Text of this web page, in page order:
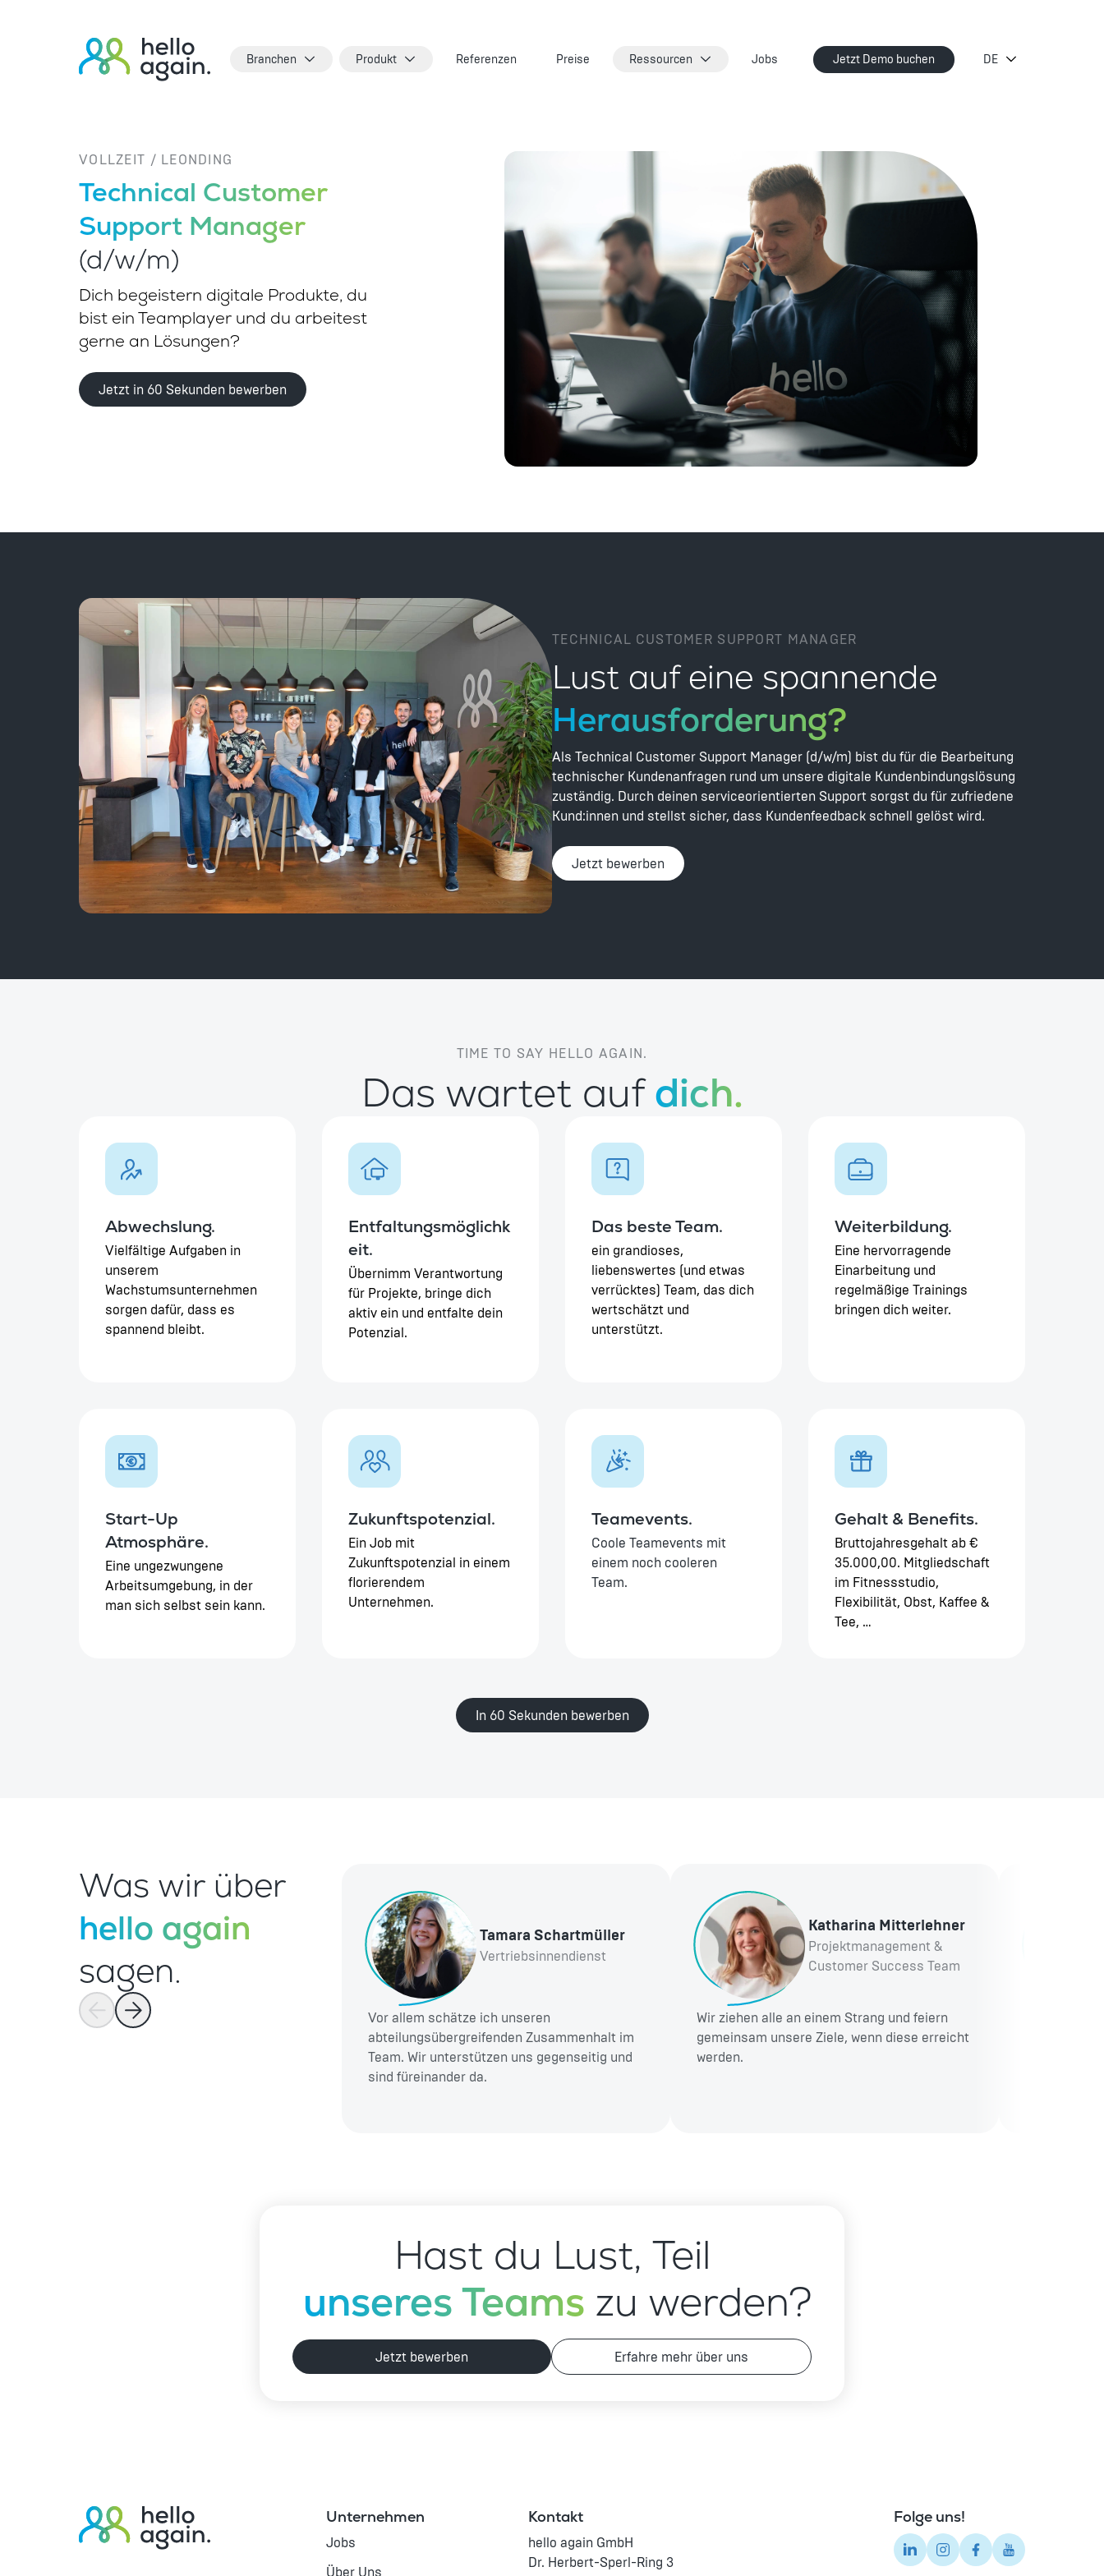
Branchen Produkt Referenzen Preise Ressourcen Jobs Jetzt Demo buchen
VOLLZEIT / LEONDING
Technical Customer
Support Manager
(d/w/m)
Dich begeistern digitale Produkte, du
bist ein Teamplayer und du arbeitest
gerne an Lösungen?
Jetzt in 60 Sekunden bewerben
TECHNICAL CUSTOMER SUPPORT MANAGER
Lust auf eine spannende
Herausforderung?
Als Technical Customer Support Manager (d/w/m) bist du für die Bearbeitung
technischer Kundenanfragen rund um unsere digitale Kundenbindungslösung
zuständig. Durch deinen serviceorientierten Support sorgst du für zufriedene
Kund:innen und stellst sicher, dass Kundenfeedback schnell gelöst wird.
Jetzt bewerben
TIME TO SAY HELLO AGAIN.
Das wartet aufdich.
Abwechslung.
Vielfältige Aufgaben in
unserem
Wachstumsunternehmen
sorgen dafür, dass es
spannend bleibt.
Entfaltungsmöglichk
eit.
Übernimm Verantwortung
für Projekte, bringe dich
aktiv ein und entfalte dein
Potenzial.
Das beste Team.
ein grandioses,
liebenswertes (und etwas
verrücktes) Team, das dich
wertschätzt und
unterstützt.
Weiterbildung.
Eine hervorragende
Einarbeitung und
regelmäßige Trainings
bringen dich weiter.
Start-Up
Atmosphäre.
Eine ungezwungene
Arbeitsumgebung, in der
man sich selbst sein kann.
Zukunftspotenzial.
Ein Job mit
Zukunftspotenzial in einem
florierendem
Unternehmen.
Teamevents.
Coole Teamevents mit
einem noch cooleren
Team.
Gehalt & Benefits.
Bruttojahresgehalt ab €
35.000,00. Mitgliedschaft
im Fitnessstudio,
Flexibilität, Obst, Kaffee &
Tee, …
In 60 Sekunden bewerben
Was wir über
hello again
sagen.
Tamara Schartmüller
Vertriebsinnendienst
Vor allem schätze ich unseren
abteilungsübergreifenden Zusammenhalt im
Team. Wir unterstützen uns gegenseitig und
sind füreinander da.
Katharina Mitterlehner
Projektmanagement &
Customer Success Team
Wir ziehen alle an einem Strang und feiern
gemeinsam unsere Ziele, wenn diese erreicht
werden.
Hast du Lust, Teil
unseres Teams zu werden?
Jetzt bewerben Erfahre mehr über uns
Unternehmen
Jobs
Über Uns
Kontakt
hello again GmbH
Dr. Herbert-Sperl-Ring 3
Folge uns!